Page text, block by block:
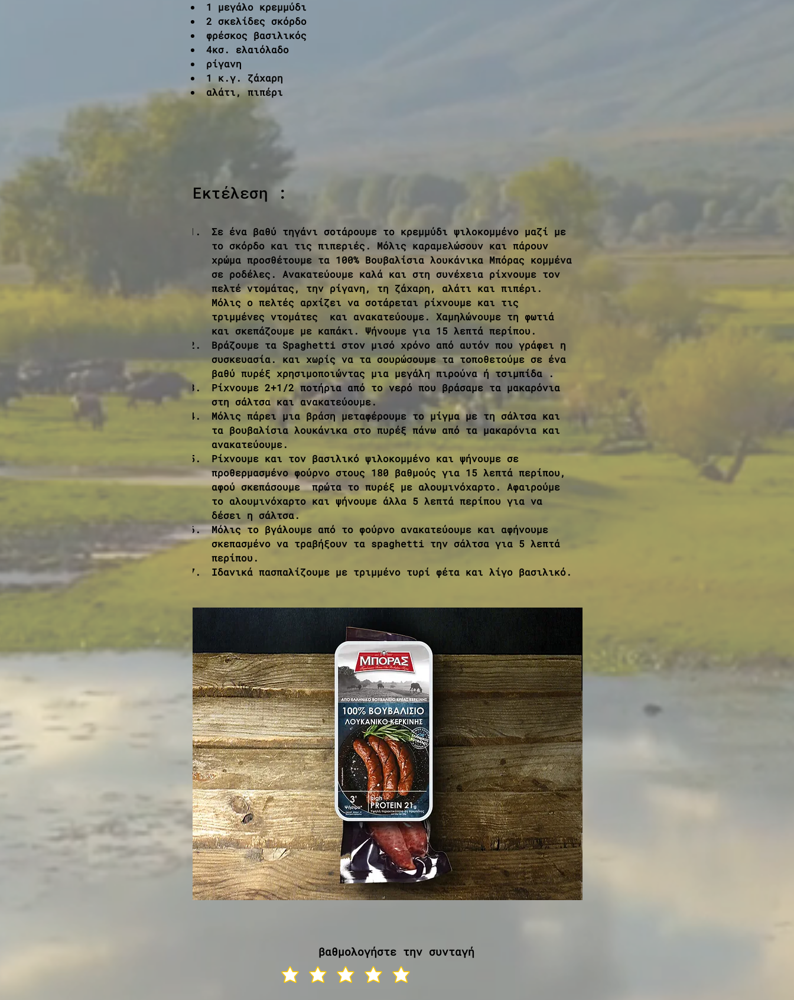
1 μεγάλο κρεμμύδι
2 σκελίδες σκόρδο
φρέσκος βασιλικός
4κσ. ελαιόλαδο
ρίγανη
1 κ.γ. ζάχαρη
αλάτι, πιπέρι
Εκτέλεση :
Σε ένα βαθύ τηγάνι σοτάρουμε το κρεμμύδι ψιλοκομμένο μαζί με
το σκόρδο και τις πιπεριές. Μόλις καραμελώσουν και πάρουν
χρώμα προσθέτουμε τα 100% Βουβαλίσια λουκάνικα Μπόρας κομμένα
σε ροδέλες. Ανακατεύουμε καλά και στη συνέχεια ρίχνουμε τον
πελτέ ντομάτας, την ρίγανη, τη ζάχαρη, αλάτι και πιπέρι.
Μόλις ο πελτές αρχίζει να σοτάρεται ρίχνουμε και τις
τριμμένες ντομάτες  και ανακατεύουμε. Χαμηλώνουμε τη φωτιά
και σκεπάζουμε με καπάκι. Ψήνουμε για 15 λεπτά περίπου.
Βράζουμε τα Spaghetti στον μισό χρόνο από αυτόν που γράφει η
συσκευασία. και χωρίς να τα σουρώσουμε τα τοποθετούμε σε ένα
βαθύ πυρέξ χρησιμοποιώντας μια μεγάλη πιρούνα ή τσιμπίδα .
Ρίχνουμε 2+1/2 ποτήρια από το νερό που βράσαμε τα μακαρόνια
στη σάλτσα και ανακατεύουμε.
Μόλις πάρει μια βράση μεταφέρουμε το μίγμα με τη σάλτσα και
τα βουβαλίσια λουκάνικα στο πυρέξ πάνω από τα μακαρόνια και
ανακατεύουμε.
Ρίχνουμε και τον βασιλικό ψιλοκομμένο και ψήνουμε σε
προθερμασμένο φούρνο στους 180 βαθμούς για 15 λεπτά περίπου,
αφού σκεπάσουμε  πρώτα το πυρέξ με αλουμινόχαρτο. Αφαιρούμε
το αλουμινόχαρτο και ψήνουμε άλλα 5 λεπτά περίπου για να
δέσει η σάλτσα.
Μόλις το βγάλουμε από το φούρνο ανακατεύουμε και αφήνουμε
σκεπασμένο να τραβήξουν τα spaghetti την σάλτσα για 5 λεπτά
περίπου.
Ιδανικά πασπαλίζουμε με τριμμένο τυρί φέτα και λίγο βασιλικό.
βαθμολογήστε την συνταγή